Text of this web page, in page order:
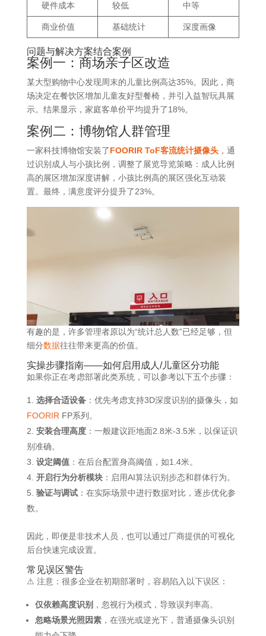
硬件成本 较低 中等
商业价值 基础统计 深度画像
问题与解决方案结合案例
案例一：商场亲子区改造
某大型购物中心发现周末的儿童比例高达35%。因此，商
场决定在餐饮区增加儿童友好型餐椅，并引入益智玩具展
示。结果显示，家庭客单价平均提升了18%。
案例二： 博物馆人群管理
一家科技博物馆安装了FOORIR ToF客流统计摄像头，通
过识别成人与小孩比例，调整了展览导览策略：成人比例
高的展区增加深度讲解，小孩比例高的展区强化互动装
置。最终，满意度评分提升了23%。
有趣的是，许多管理者原以为“统计总人数”已经足够，但
细分数据往往带来更高的价值。
实操步骤指南——如何启用成人/儿童区分功能
如果你正在考虑部署此类系统，可以参考以下五个步骤：
选择合适设备：优先考虑支持3D深度识别的摄像头，如
FOORIRFP系列。
安装合理高度：一般建议距地面2.8米-3.5米，以保证识
别准确。
设定阈值：在后台配置身高阈值，如1.4米。
开启行为分析模块：启用AI算法识别步态和群体行为。
验证与调试：在实际场景中进行数据对比，逐步优化参
数。
因此，即便是非技术人员，也可以通过厂商提供的可视化
后台快速完成设置。
常见误区警告
⚠ 注意：很多企业在初期部署时，容易陷入以下误区：
仅依赖高度识别 ，忽视行为模式，导致误判率高。
忽略场景光照因素，在强光或逆光下，普通摄像头识别